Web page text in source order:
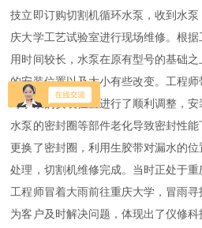
技立即订购切割机循环水泵，收到水
庆大学工艺试验室进行现场维修。根
用时间较长，水泵在原有型号的基础
的安装位置以及大小有些改变。工程师
对水泵的安装位置进行了顺利调整，
水泵的密封圈等部件老化导致密封性
更换了密封圈，利用生胶带对漏水的
处理，切割机维修完成。当时正处于重
工程师冒着大雨前往重庆大学，冒雨
为客户及时解决问题，体现出了仪修科